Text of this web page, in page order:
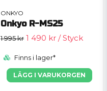
ONKYO
Onkyo R-MS25
1 995 kr 1 490 kr / Styck
Finns i lager*
LÄGG I VARUKORGEN